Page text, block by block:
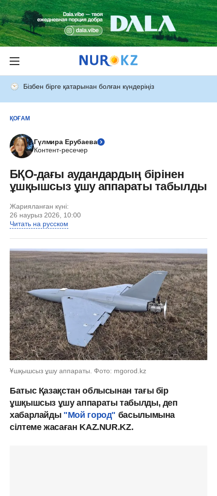
Бізбен бірге қатарынан болған күндеріңіз
ҚОҒАМ
Гүлмира Ерубаева
Контент-ресечер
БҚО-дағы аудандардың бірінен
ұшқышсыз ұшу аппараты табылды
Жарияланған күні:
26 наурыз 2026, 10:00
Читать на русском
Ұшқышсыз ұшу аппараты. Фото: mgorod.kz
Батыс Қазақстан облысынан тағы бір
ұшқышсыз ұшу аппараты табылды, деп
хабарлайды"Мой город" басылымына
сілтеме жасаған KAZ.NUR.KZ.